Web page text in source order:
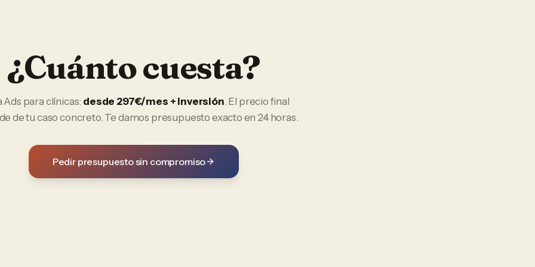
¿Cuánto cuesta?
Ads paraclínicas: desde 297€/mes + inversión. El precio final
de tu caso concreto. Te damos presupuesto exacto en 24 horas.
Pedir presupuesto sin compromiso